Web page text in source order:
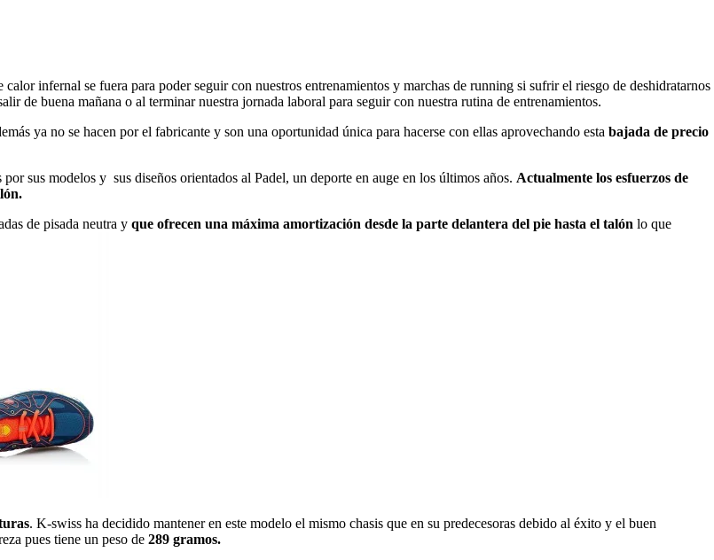
calor infernal se fuera para poder seguir con nuestros entrenamientos y marchas de running si sufrir el riesgo de deshidratarnos
de buena mañana o al terminar nuestra jornada laboral para seguir con nuestra rutina de entrenamientos.
ya no se hacen por el fabricante y son una oportunidad única para hacerse con ellas aprovechando esta bajada de precio
sus modelos y sus diseños orientados al Padel, un deporte en auge en los últimos años. Actualmente los esfuerzos de
de pisada neutra y que ofrecen una máxima amortización desde la parte delantera del pie hasta el talón lo que
. K-swiss ha decidido mantener en este modelo el mismo chasis que en su predecesoras debido al éxito y el buen
pues tiene un peso de 289 gramos.